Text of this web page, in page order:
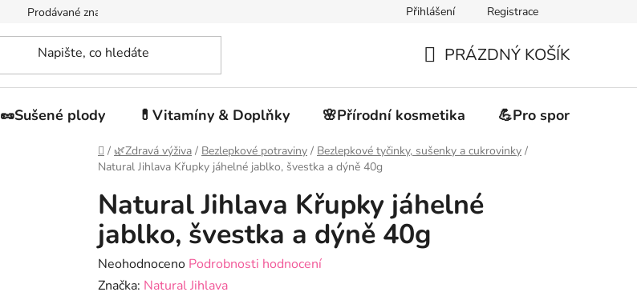
Prodávané značky Obchodní podmínky Podmínky ochrany osobních
Přihlášení Registrace
KOŠÍK
PRÁZDNÝ KOŠÍK
🥜Sušené plody 💊Vitamíny & Doplňky 🌸Přírodní kosmetika 💪Pro sportovce
Domů
/ 🌿Zdravá výživa / Bezlepkové potraviny / Bezlepkové tyčinky, sušenky a cukrovinky /
Natural Jihlava Křupky jáhelné jablko, švestka a dýně 40g
Natural Jihlava Křupky jáhelné
jablko, švestka a dýně 40g
Průměrné
hodnocení
Neohodnoceno Podrobnosti hodnocení
Značka: Natural Jihlava